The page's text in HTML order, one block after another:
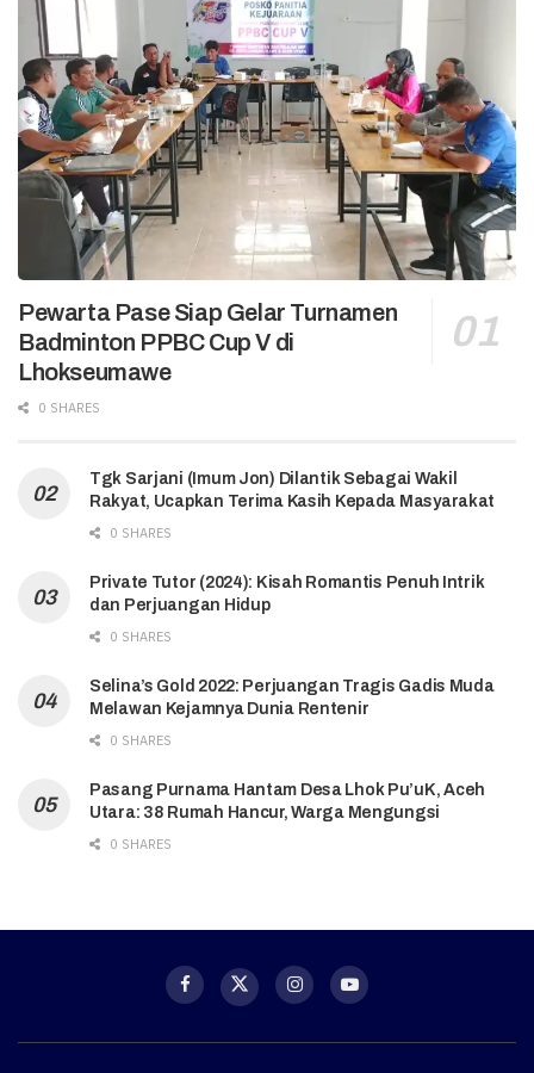
Pewarta Pase Siap Gelar Turnamen
Badminton PPBC Cup V di
Lhokseumawe
0 SHARES
Tgk Sarjani (Imum Jon) Dilantik Sebagai Wakil
Rakyat, Ucapkan Terima Kasih Kepada Masyarakat
0 SHARES
Private Tutor (2024): Kisah Romantis Penuh Intrik
dan Perjuangan Hidup
0 SHARES
Selina’s Gold 2022: Perjuangan Tragis Gadis Muda
Melawan Kejamnya Dunia Rentenir
0 SHARES
Pasang Purnama Hantam Desa Lhok Pu’uK, Aceh
Utara: 38 Rumah Hancur, Warga Mengungsi
0 SHARES